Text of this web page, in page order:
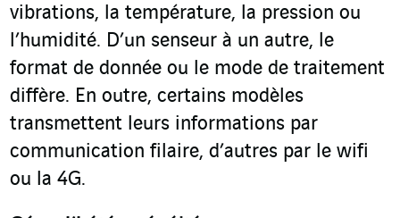
vibrations, la température, la pression ou
l’humidité. D’un senseur à un autre, le
format de donnée ou le mode de traitement
diffère. En outre, certains modèles
transmettent leurs informations par
communication filaire, d’autres par le wifi
ou la 4G.